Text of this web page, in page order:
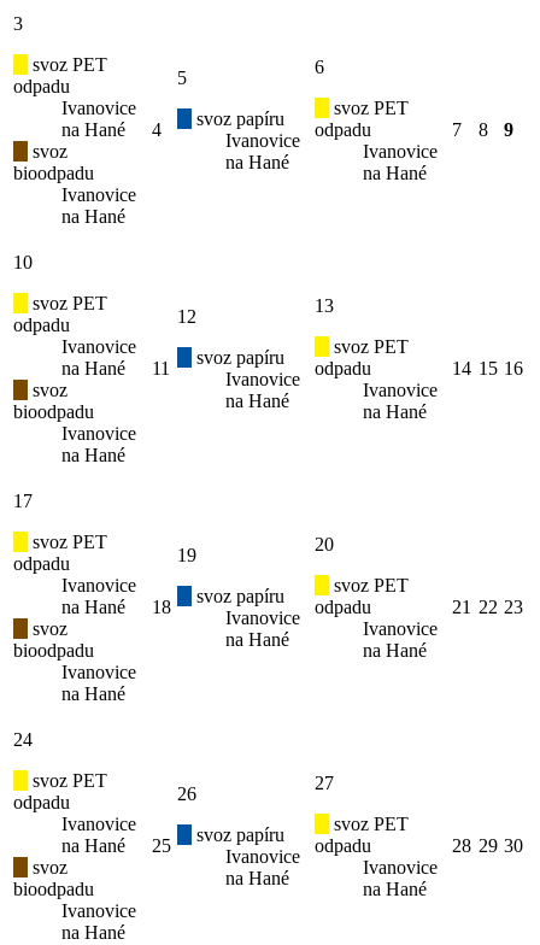
3
svoz PET
odpadu
Ivanovice
na Hané
svoz
bioodpadu
Ivanovice
na Hané
4
5
svoz papíru
Ivanovice
na Hané
6
svoz PET
odpadu
Ivanovice
na Hané
7 8 9
10
svoz PET
odpadu
Ivanovice
na Hané
svoz
bioodpadu
Ivanovice
na Hané
11
12
svoz papíru
Ivanovice
na Hané
13
svoz PET
odpadu
Ivanovice
na Hané
14 15 16
17
svoz PET
odpadu
Ivanovice
na Hané
svoz
bioodpadu
Ivanovice
na Hané
18
19
svoz papíru
Ivanovice
na Hané
20
svoz PET
odpadu
Ivanovice
na Hané
21 22 23
24
svoz PET
odpadu
Ivanovice
na Hané
svoz
bioodpadu
Ivanovice
na Hané
25
26
svoz papíru
Ivanovice
na Hané
27
svoz PET
odpadu
Ivanovice
na Hané
28 29 30